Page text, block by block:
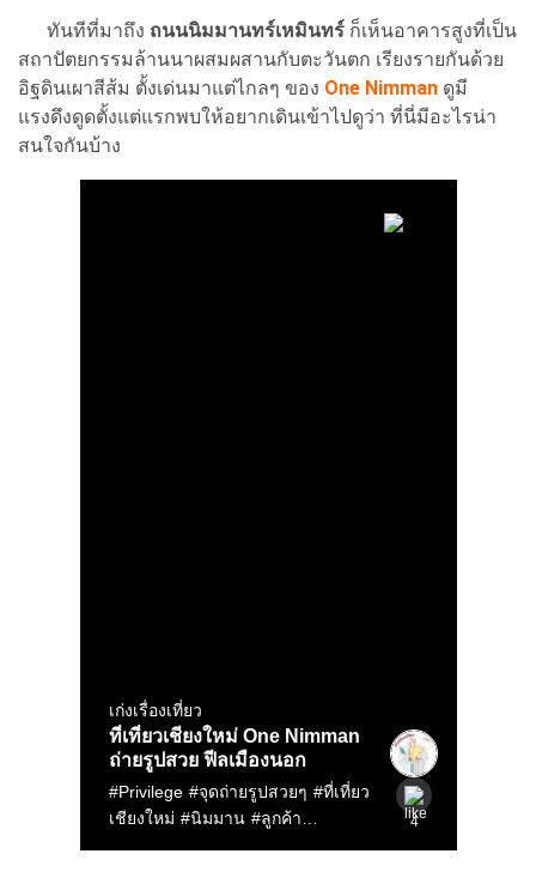
ทันทีที่มาถึง ถนนนิมมานทร์เหมินทร์ ก็เห็นอาคารสูงที่เป็น
สถาปัตยกรรมล้านนาผสมผสานกับตะวันตก เรียงรายกันด้วย
อิฐดินเผาสีส้ม ตั้งเด่นมาแต่ไกลๆ ของ One Nimman ดูมี
แรงดึงดูดตั้งแต่แรกพบให้อยากเดินเข้าไปดูว่า ที่นี่มีอะไรน่า
สนใจกันบ้าง